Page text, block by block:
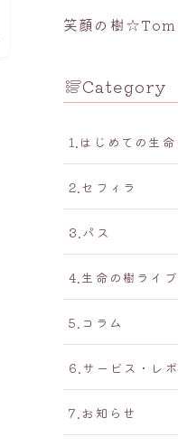
笑顔の樹
Category
1.はじめての生命
2.セフィラ
3.パス
4.生命の樹ライ
5.コラム
6.サービス・レ
7.お知らせ